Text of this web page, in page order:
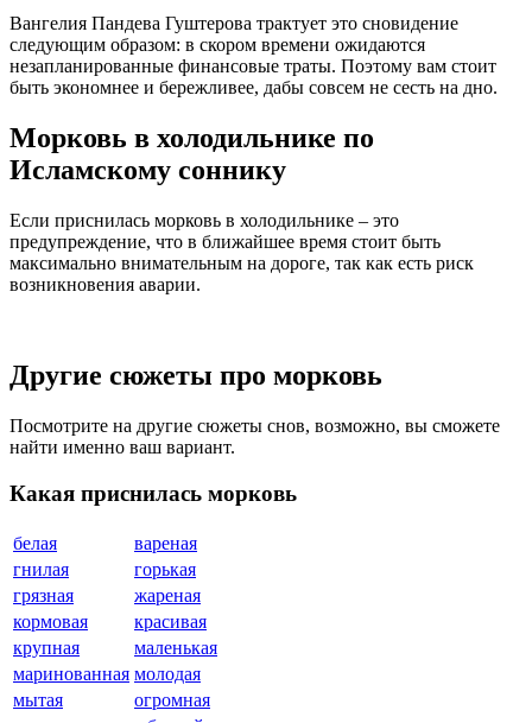
Вангелия Пaндева Гуштерова трактует это сновидение
следующим образом: в скором времени ожидаются
незапланированные финансовые траты. Поэтому вам стоит
быть экономнее и бережливее, дабы совсем не сесть на дно.
Морковь в холодильнике по
Исламскому соннику
Если приснилась морковь в холодильнике – это
предупреждение, что в ближайшее время стоит быть
максимально внимательным на дороге, так как есть риск
возникновения аварии.
Другие сюжеты про морковь
Посмотрите на другие сюжеты снов, возможно, вы сможете
найти именно ваш вариант.
Какая приснилась морковь
белая
вареная
гнилая
горькая
грязная
жареная
кормовая
красивая
крупная
маленькая
маринованная молодая
мытая
огромная